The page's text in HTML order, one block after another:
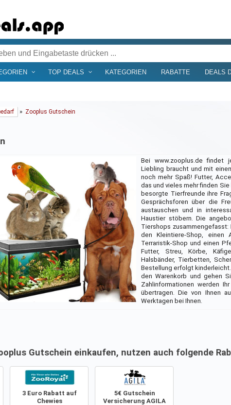
TOP DEALS KATEGORIEN RABATTE DEALS
» Zooplus Gutschein
Bei www.zooplus.de findet
Liebling braucht und mit
noch mehr Spaß! Futter,
das und vieles mehr finden
besorgte Tierfreunde ihre
Gesprächsforen über die
austauschen und in
Haustier stöbern. Die
Tiershops zusammengefasst:
den Kleintiere-Shop, einen
Terraristik-Shop und einen
Futter, Streu, Körbe,
Halsbänder, Tierbetten,
Bestellung erfolgt
den Warenkorb und gehen
Zahlinformationen werden
übertragen. Die von Ihnen
Werktagen bei Ihnen.
Gutschein einkaufen, nutzen auch folgende
3 Euro Rabatt auf
Chewies
5€ Gutschein
Versicherung AGILA